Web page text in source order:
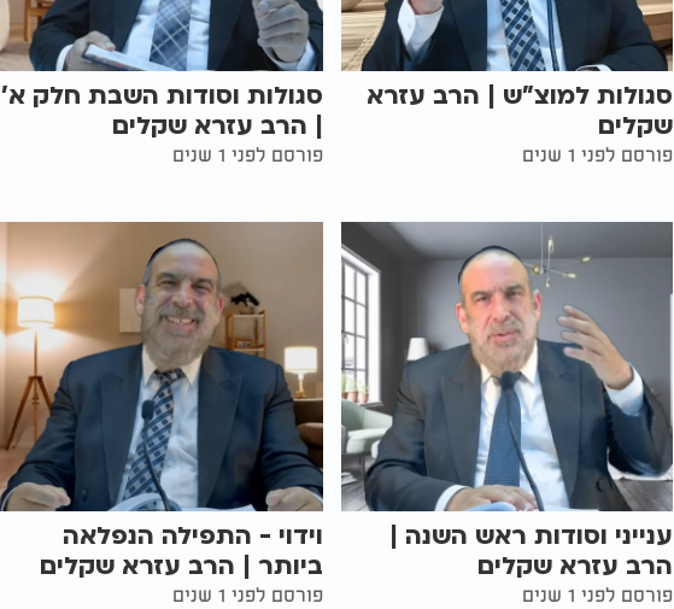
סגולות למוצ"ש | הרב עזרא
שקלים
פורסם לפני 1 שנים
סגולות וסודות השבת חלק א'
| הרב עזרא שקלים
פורסם לפני 1 שנים
ענייני וסודות ראש השנה |
הרב עזרא שקלים
פורסם לפני 1 שנים
וידוי - התפילה הנפלאה
ביותר | הרב עזרא שקלים
פורסם לפני 1 שנים